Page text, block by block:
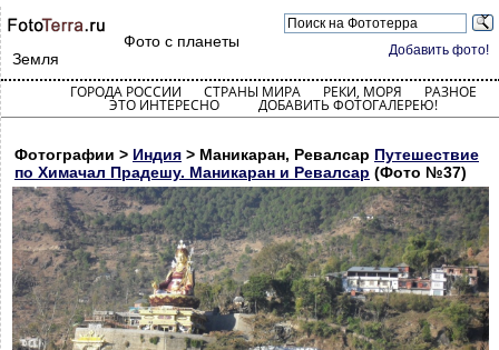
Добавить фото!
Фото с планеты
Земля
ГОРОДА РОССИИ СТРАНЫ МИРА РЕКИ, МОРЯ РАЗНОЕ
ЭТО ИНТЕРЕСНО ДОБАВИТЬ ФОТОГАЛЕРЕЮ!
Фотографии > Индия > Маникаран, Ревалсар Путешествие
по Химачал Прадешу. Маникаран и Ревалсар (Фото №37)